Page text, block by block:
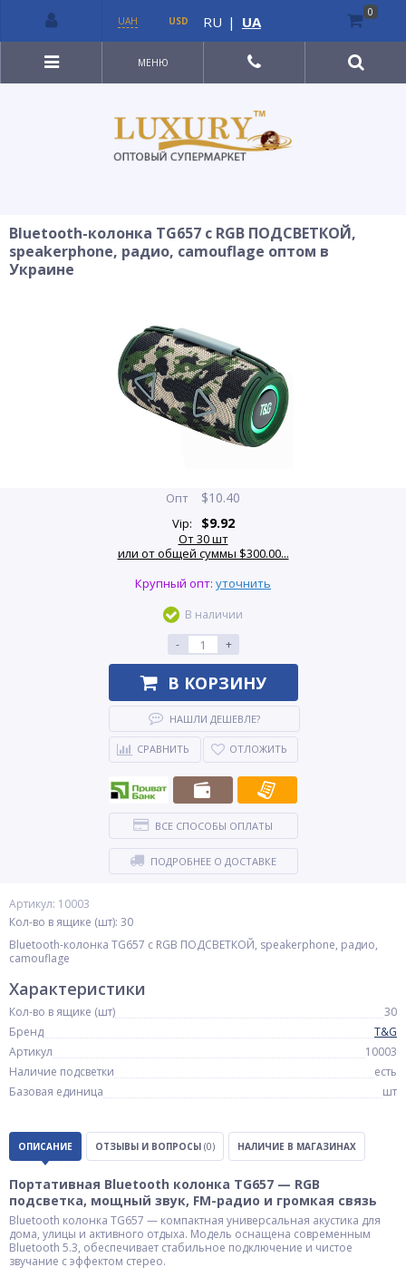
МЕНЮ
Bluetooth-колонка TG657 с RGB ПОДСВЕТКОЙ,
speakerphone, радио, camouflage оптом в
Украине
Артикул: 10003
Кол-во в ящике (шт): 30
Bluetooth-колонка TG657 с RGB ПОДСВЕТКОЙ, speakerphone, радио,
camouflage
Опт $10.40
Vip: $9.92
От 30 шт
или от общей суммы $300.00...
Крупный опт: уточнить
В наличии
-
+
В КОРЗИНУ
НАШЛИ ДЕШЕВЛЕ?
СРАВНИТЬ ОТЛОЖИТЬ
ВСЕ СПОСОБЫ ОПЛАТЫ
ПОДРОБНЕЕ О ДОСТАВКЕ
Характеристики
Кол-во в ящике (шт)
30
Бренд
T&G
Артикул
10003
Наличие подсветки
есть
Базовая единица
шт
ОПИСАНИЕ ОТЗЫВЫ И ВОПРОСЫ (0) НАЛИЧИЕ В МАГАЗИНАХ
Портативная Bluetooth колонка TG657 — RGB
подсветка, мощный звук, FM-радио и громкая связь
Bluetooth колонка TG657 — компактная универсальная акустика для
дома, улицы и активного отдыха. Модель оснащена современным
Bluetooth 5.3, обеспечивает стабильное подключение и чистое
звучание с эффектом стерео.
UAH USD RU | UA
0